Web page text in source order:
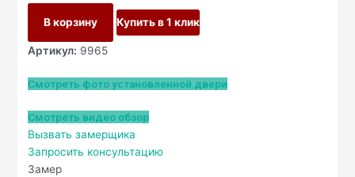
В корзину Купить в 1 клик
Артикул: 9965
Смотреть фото установленной двери
Смотреть видео обзор
Вызвать замерщика
Запросить консультацию
Замер